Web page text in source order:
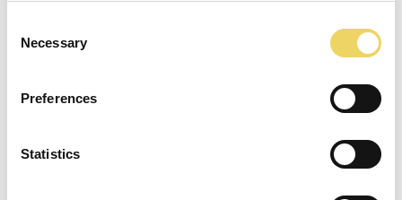
Selection
Necessary
Preferences
Statistics
Foto’s dienen als voorbeeld van het
voorgestelde product. De geleverde producten
kunnen in realiteit afwijken van deze foto’s.